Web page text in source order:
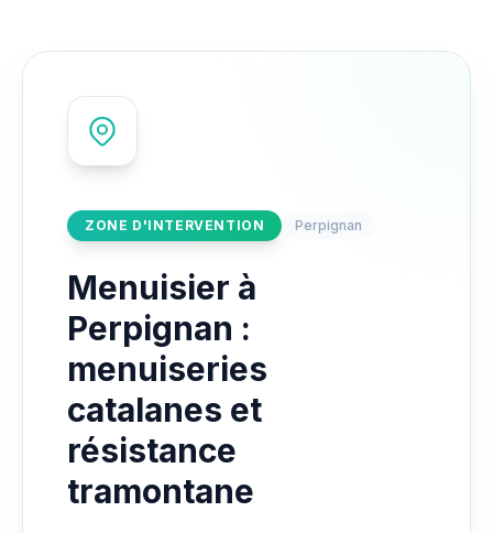
ZONE D'INTERVENTION Perpignan
Menuisier à
Perpignan :
menuiseries
catalanes et
résistance
tramontane